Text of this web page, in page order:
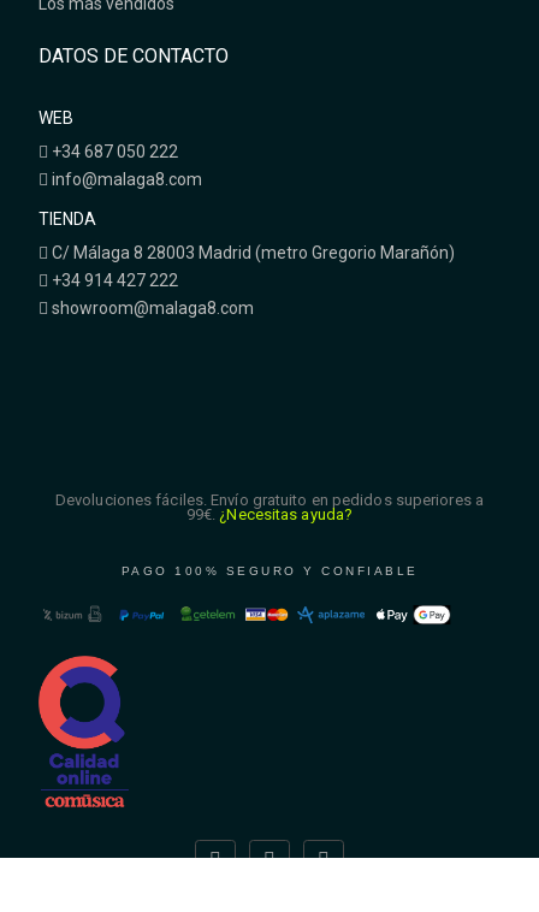
DATOS DE CONTACTO
WEB
+34 687 050 222
info@malaga8.com
TIENDA
C/ Málaga 8 28003 Madrid (metro Gregorio Marañón)
+34 914 427 222
showroom@malaga8.com
Devoluciones fáciles. Envío gratuito en pedidos superiores a
99€. ¿Necesitas ayuda?
PAGO 100% SEGURO Y CONFIABLE